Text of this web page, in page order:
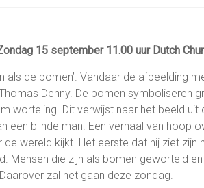
15 september 11.00 uur Dutch
als de bomen’. Vandaar de afbeelding
Denny. De bomen symboliseren
worteling. Dit verwijst naar het beeld uit
een blinde man. Een verhaal van hoop
wereld kijkt. Het eerste dat hij ziet zijn
Mensen die zijn als bomen geworteld
zal het gaan deze zondag.